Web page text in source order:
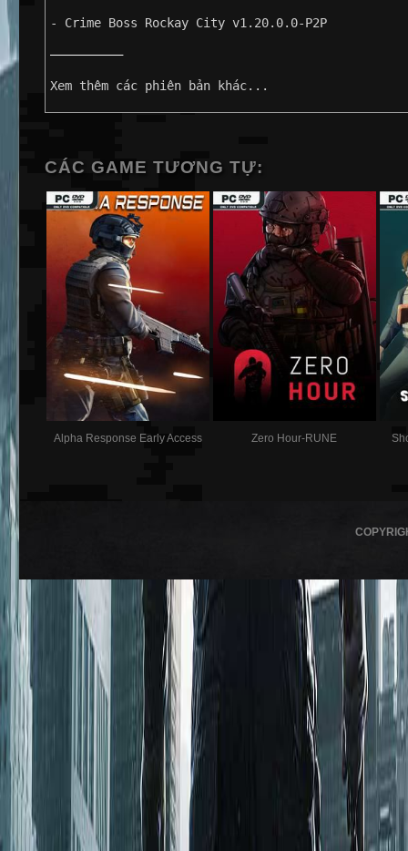
- Crime Boss Rockay City v1.20.0.0-P2P
——————————
Xem thêm các phiên bản khác...
CÁC GAME TƯƠNG TỰ:
Alpha Response Early Access Zero Hour-RUNE